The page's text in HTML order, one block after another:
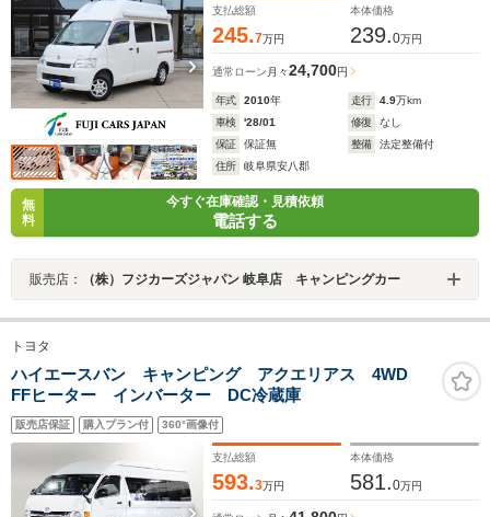
支払総額
245.7万円
本体価格
239.0万円
通常ローン 月々24,700円
年式 2010年 走行 4.9万km
車検
'28/01 修復
なし
保証
保証無 整備
法定整備付
住所
岐阜県安八郡
無
料
今すぐ在庫確認・見積依頼
電話する
販売店： （株）フジカーズジャパン 岐阜店 キャンピングカー
トヨタ
ハイエースバン キャンピング アクエリアス 4WD
FFヒーター インバーター DC冷蔵庫
販売店保証 購入プラン付 360°画像付
支払総額
593.3万円
本体価格
581.0万円